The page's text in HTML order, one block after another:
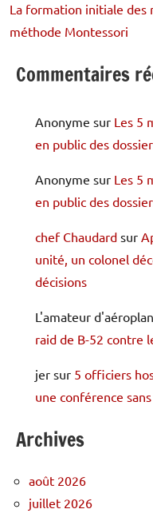
La formation initiale des
méthode Montessori
Commentaires
Anonyme sur Les 5
en public des
Anonyme sur Les 5
en public des
chef Chaudard sur
unité, un colonel
décisions
L'amateur
raid de B-52 contre
jer sur 5 officiers
une conférence
Archives
août 2026
juillet 2026